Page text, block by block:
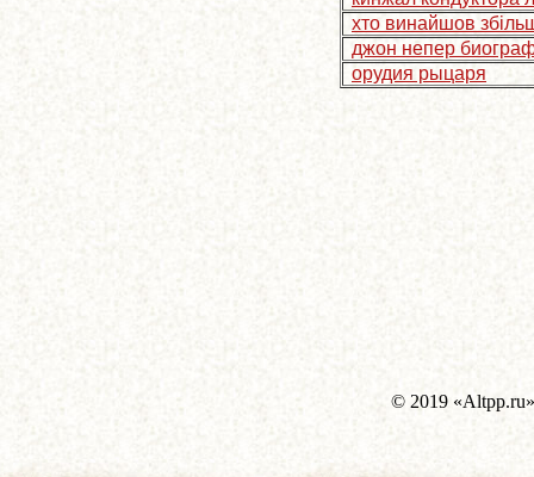
хто винайшов
джон непер
орудия рыцаря
© 2019